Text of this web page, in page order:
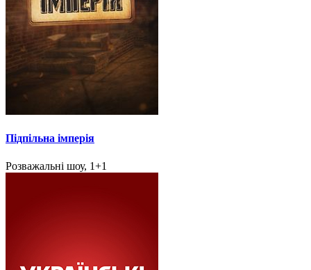
Підпільна імперія
Розважальні шоу, 1+1